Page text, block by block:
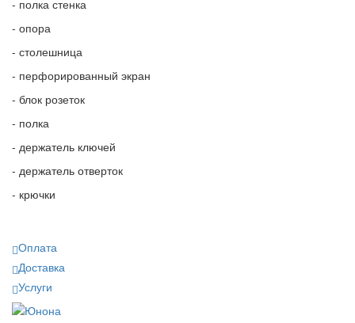
- полка стенка
- опора
- столешница
- перфорированный экран
- блок розеток
- полка
- держатель ключей
- держатель отверток
- крючки
Оплата
Доставка
Услуги